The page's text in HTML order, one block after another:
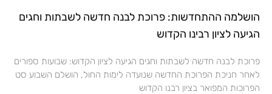
הושלמה ההתחדשות: פרוכת לבנה חדשה לשבתות וחגים
הגיעה לציון רבינו הקדוש
פרוכת לבנה חדשה לשבתות וחגים הגיעה לציון הקדוש: שבועות ספורים
לאחר חניכת הפרוכת החדשה שנועדה לימות החול, הושלם השבוע סט
הפרוכות המפואר בציון רבנו הקדוש